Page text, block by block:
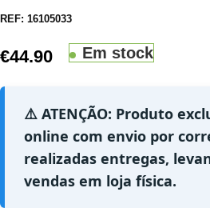
REF: 16105033
€44.90 Em stock
⚠️ ATENÇÃO: Produto
online com envio por
realizadas entregas,
vendas em loja física.